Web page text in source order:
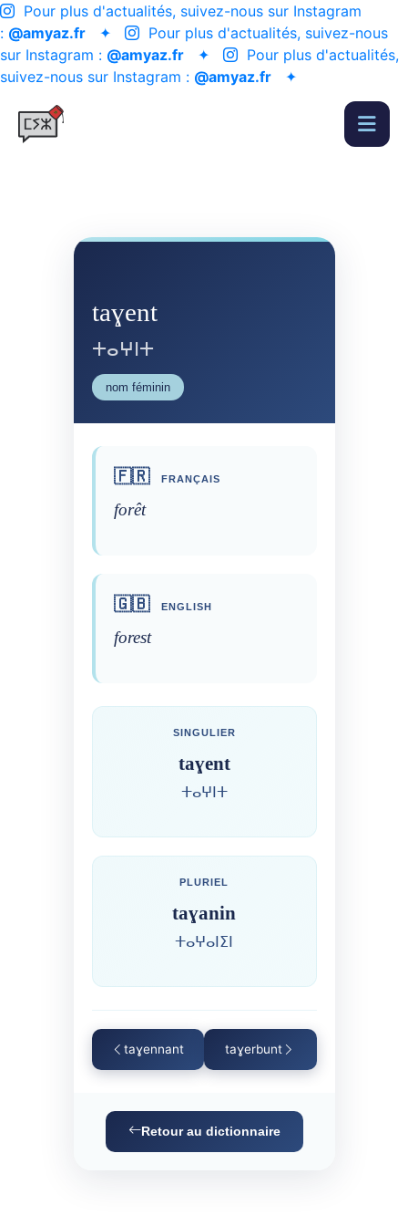
Pour plus d'actualités, suivez-nous sur Instagram
: @amyaz.fr ✦
Pour plus d'actualités, suivez-nous
sur Instagram : @amyaz.fr ✦
Pour plus d'actualités,
suivez-nous sur Instagram : @amyaz.fr ✦
taɣent
ⵜⴰⵖⵏⵜ
nom féminin
🇫🇷 FRANÇAIS
forêt
🇬🇧 ENGLISH
forest
SINGULIER
taɣent
ⵜⴰⵖⵏⵜ
PLURIEL
taɣanin
ⵜⴰⵖⴰⵏⵉⵏ
taɣennant taɣerbunt
Retour au dictionnaire